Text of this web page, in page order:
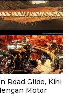
Road Glide, Kini
Motor